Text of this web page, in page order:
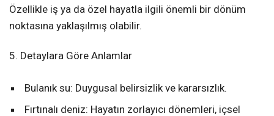
Özellikle iş ya da özel hayatla ilgili önemli bir dönüm
noktasına yaklaşılmış olabilir.
5. Detaylara Göre Anlamlar
Bulanık su: Duygusal belirsizlik ve kararsızlık.
Fırtınalı deniz: Hayatın zorlayıcı dönemleri, içsel